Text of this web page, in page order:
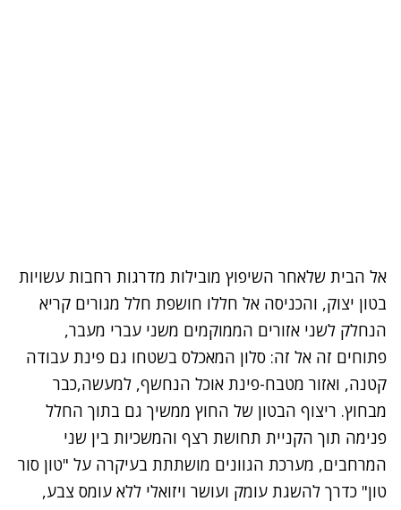
אל הבית שלאחר השיפוץ מובילות מדרגות רחבות עשויות
בטון יצוק, והכניסה אל חללו חושפת חלל מגורים קריא
הנחלק לשני אזורים הממוקמים משני עברי מעבר,
פתוחים זה אל זה: סלון המאכלס בשטחו גם פינת עבודה
קטנה, ואזור מטבח-פינת אוכל הנחשף, למעשה,כבר
מבחוץ. ריצוף הבטון של החוץ ממשיך גם בתוך החלל
פנימה תוך הקניית תחושת רצף והמשכיות בין שני
המרחבים, מערכת הגוונים מושתתת בעיקרה על "טון סור
טון" כדרך להשגת עומק ועושר ויזואלי ללא עומס צבע,